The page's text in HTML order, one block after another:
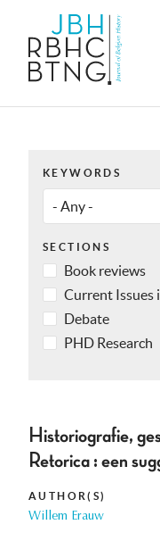
KEYWORDS
SECTIONS
Book reviews
Current Issues
Debate
PHD Research
Historiografie,
Retorica : een
AUTHOR(S)
Willem Erauw